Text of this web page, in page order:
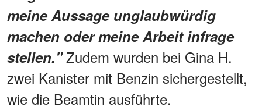
meine Aussage unglaubwürdig
machen oder meine Arbeit infrage
stellen."Zudem wurden bei Gina H.
zwei Kanister mit Benzin sichergestellt,
wie die Beamtin ausführte.